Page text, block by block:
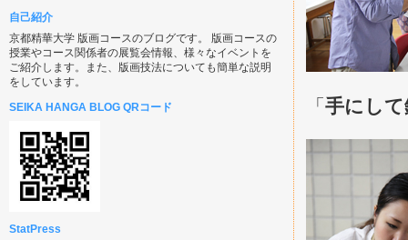
自己紹介
京都精華大学 版画コースのブログです。 版画コースの
授業やコース関係者の展覧会情報、様々なイベントを
ご紹介します。また、版画技法についても簡単な説明
をしています。
SEIKA HANGA BLOG QRコード
StatPress
「手にし